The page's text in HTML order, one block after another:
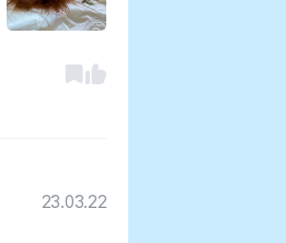
23.03.22